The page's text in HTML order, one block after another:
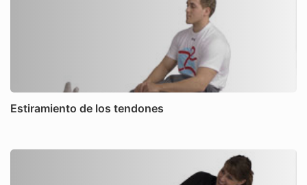
Estiramiento de los tendones